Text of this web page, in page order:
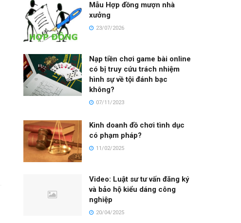
Mẫu Hợp đồng mượn nhà
xưởng
23/07/2026
Nạp tiền chơi game bài online
có bị truy cứu trách nhiệm
hình sự về tội đánh bạc
không?
07/11/2023
Kinh doanh đồ chơi tình dục
có phạm pháp?
11/02/2025
Video: Luật sư tư vấn đăng ký
và bảo hộ kiểu dáng công
nghiệp
20/04/2025